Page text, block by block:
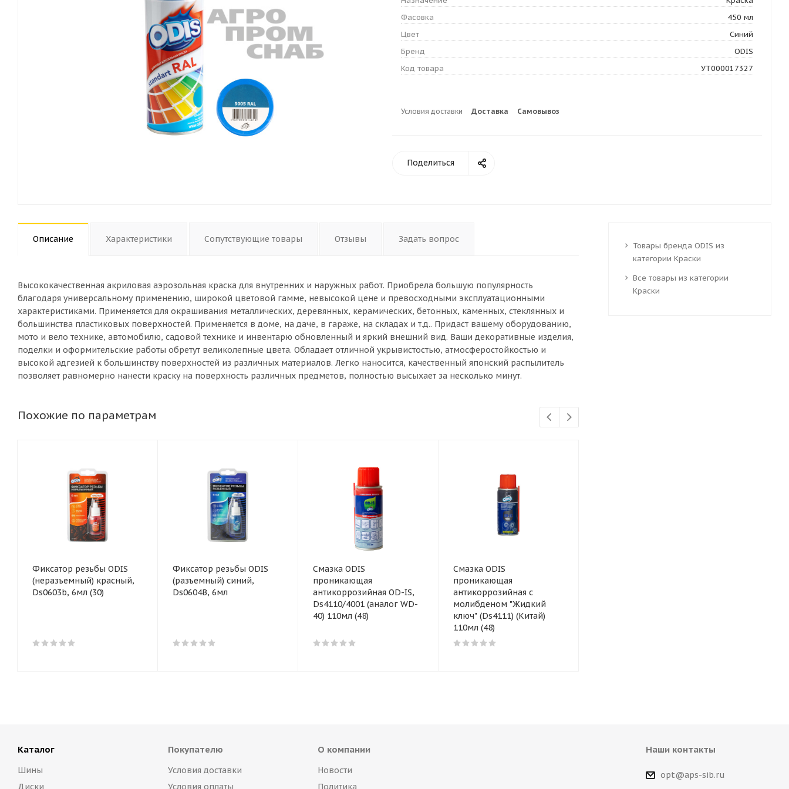
Фасовка
450 мл
Цвет
Синий
Бренд
ODIS
Код товара
УТ000017327
Условия доставки Доставка Самовывоз
Поделиться
Описание Характеристики Сопутствующие товары Отзывы Задать вопрос
Высококачественная акриловая аэрозольная краска для внутренних и наружных работ. Приобрела большую популярность
благодаря универсальному применению, широкой цветовой гамме, невысокой цене и превосходными эксплуатационными
характеристиками. Применяется для окрашивания металлических, деревянных, керамических, бетонных, каменных, стеклянных и
большинства пластиковых поверхностей. Применяется в доме, на даче, в гараже, на складах и т.д.. Придаст вашему оборудованию,
мото и вело технике, автомобилю, садовой технике и инвентарю обновленный и яркий внешний вид. Ваши декоративные изделия,
поделки и оформительские работы обретут великолепные цвета. Обладает отличной укрывистостью, атмосферостойкостью и
высокой адгезией к большинству поверхностей из различных материалов. Легко наносится, качественный японский распылитель
позволяет равномерно нанести краску на поверхность различных предметов, полностью высыхает за несколько минут.
Похожие по параметрам
Фиксатор резьбы ODIS
(неразъемный) красный,
Ds0603b, 6мл (30)
Фиксатор резьбы ODIS
(разъемный) синий,
Ds0604B, 6мл
Смазка ODIS
проникающая
антикоррозийная OD-IS,
Ds4110/4001 (аналог WD-
40) 110мл (48)
Смазка ODIS
проникающая
антикоррозийная с
молибденом "Жидкий
ключ" (Ds4111) (Китай)
110мл (48)
Товары бренда ODIS из
категории Краски
Все товары из категории
Краски
Каталог
Шины
Диски
Покупателю
Условия доставки
Условия оплаты
О компании
Новости
Политика
Наши контакты
opt@aps-sib.ru